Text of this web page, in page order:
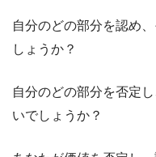
自分のどの部分を認め
しょうか？
自分のどの部分を否定
いでしょうか？